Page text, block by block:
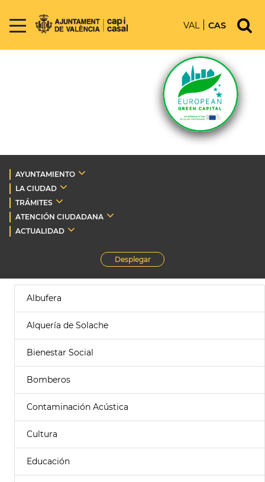
VAL CAS
AYUNTAMIENTO
LA CIUDAD
TRÁMITES
ATENCIÓN CIUDADANA
ACTUALIDAD
Desplegar
Albufera
Alquería de Solache
Bienestar Social
Bomberos
Contaminación Acústica
Cultura
Educación